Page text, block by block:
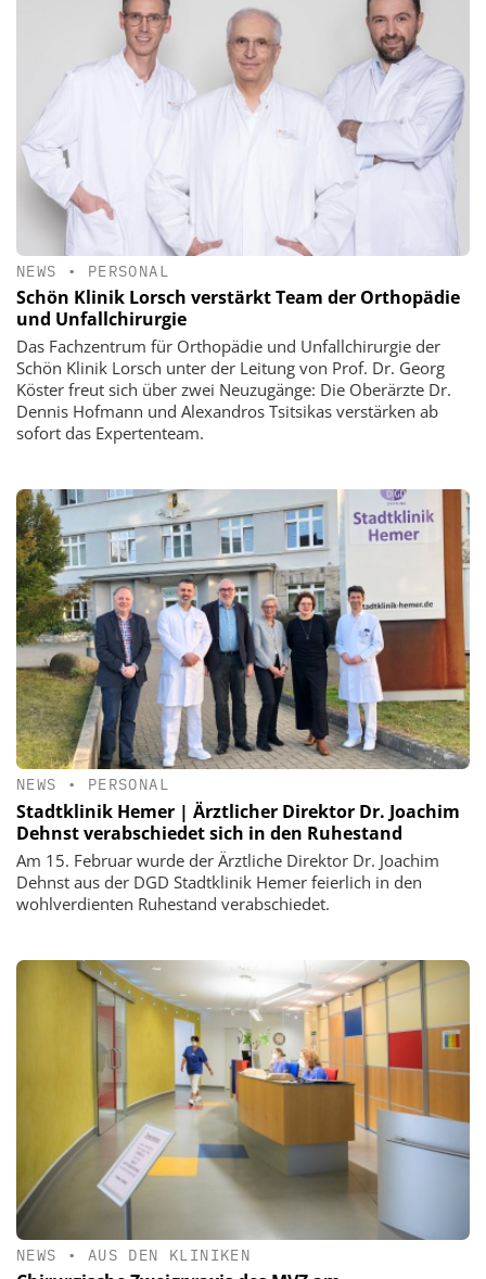
NEWS • PERSONAL
Schön Klinik Lorsch verstärkt Team der Orthopädie
und Unfallchirurgie
Das Fachzentrum für Orthopädie und Unfallchirurgie der
Schön Klinik Lorsch unter der Leitung von Prof. Dr. Georg
Köster freut sich über zwei Neuzugänge: Die Oberärzte Dr.
Dennis Hofmann und Alexandros Tsitsikas verstärken ab
sofort das Expertenteam.
NEWS • PERSONAL
Stadtklinik Hemer | Ärztlicher Direktor Dr. Joachim
Dehnst verabschiedet sich in den Ruhestand
Am 15. Februar wurde der Ärztliche Direktor Dr. Joachim
Dehnst aus der DGD Stadtklinik Hemer feierlich in den
wohlverdienten Ruhestand verabschiedet.
NEWS • AUS DEN KLINIKEN